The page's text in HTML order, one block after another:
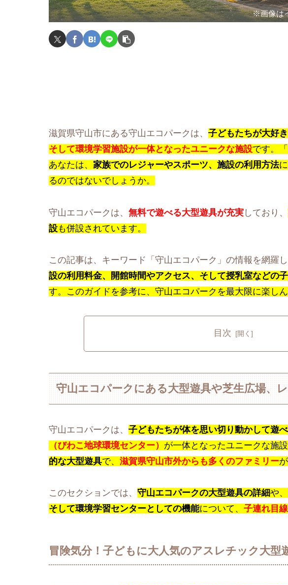
※画像は
滋賀県守山市にある守山エコパークは、 子どもたちが大好
そして環境学習施設が一体となったユニークな施設です。
あなたは、 家族でのレジャーやスポーツ、施設の利用方法
るのではないでしょうか。
守山エコパークは、 無料で遊べる大型遊具が充実 しており、
設も併設されています。
この記事は、キーワード「守山エコパーク」の情報を網羅し
設の利用料金、開館時間やアクセス、そして授乳室などの
す。このガイドを参考に、守山エコパークを最大限に楽しん
目次
守山エコパークにある大型遊具や芝生広場、
守山エコパークは、 子どもたちが体を思い切り動かして遊
（びわこ地球環境センター） が一体となったユニークな施設
的な大型遊具で、 滋賀県守山市外からも多くのファミリー
このセクションでは、 守山エコパークの大型遊具の詳細や、
そして環境学習センターとしての機能について、 子連れ目
冒険気分！子どもに大人気のアスレチック大型